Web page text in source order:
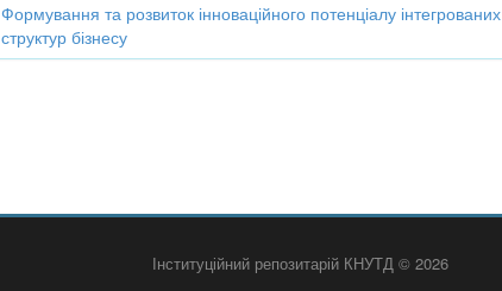
Формування та розвиток інноваційного потенціалу інтегрованих
структур бізнесу
Інституційний репозитарій КНУТД © 2026